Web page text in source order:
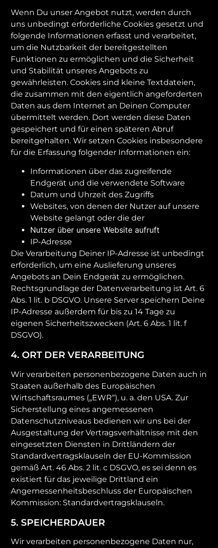
Wenn Du unser Angebot nutzt, werden durch
uns unbedingt erforderliche Cookies gesetzt und
folgende Informationen erfasst und verarbeitet,
um die Nutzbarkeit der bereitgestellten
Funktionen zu ermöglichen und die Sicherheit
und Stabilität unseres Angebots zu
gewährleisten. Cookies sind kleine Textdateien,
die zusammen mit den eigentlich angeforderten
Daten aus dem Internet an Deinen Computer
übermittelt werden. Dort werden diese Daten
gespeichert und für einen späteren Abruf
bereitgehalten. Wir setzen Cookies insbesondere
für die Erfassung folgender Informationen ein:
Informationen über das zugreifende
Endgerät und die verwendete Software
Datum und Uhrzeit des Zugriffs
Websites, von denen der Nutzer auf unsere
Website gelangt oder die der
Nutzer über unsere Website aufruft
IP-Adresse
Die Verarbeitung Deiner IP-Adresse ist unbedingt
erforderlich, um eine Auslieferung unseres
Angebots an Dein Endgerät zu ermöglichen.
Rechtsgrundlage der Datenverarbeitung ist Art. 6
Abs. 1 lit. b DSGVO. Unsere Server speichern Deine
IP-Adresse außerdem für bis zu 14 Tage zu
eigenen Sicherheitszwecken (Art. 6 Abs. 1 lit. f
DSGVO).
4. ORT DER VERARBEITUNG
Wir verarbeiten personenbezogene Daten auch in
Staaten außerhalb des Europäischen
Wirtschaftsraumes („EWR“), u. a. den USA. Zur
Sicherstellung eines angemessenen
Datenschutzniveaus bedienen wir uns bei der
Ausgestaltung der Vertragsverhältnisse mit den
eingesetzten Diensten in Drittländern der
Standardvertragsklauseln der EU-Kommission
gemäß Art. 46 Abs. 2 lit. c DSGVO, es sei denn es
existiert für das jeweilige Drittland ein
Angemessenheitsbeschluss der Europäischen
Kommission: Standardvertragsklauseln.
5. SPEICHERDAUER
Wir verarbeiten personenbezogene Daten nur,